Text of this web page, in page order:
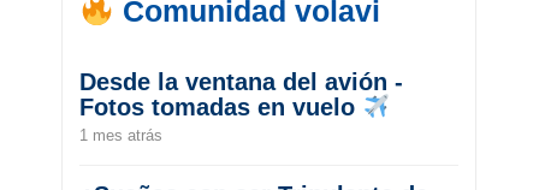
Comunidad volavi
Desde la ventana del avión -
Fotos tomadas en vuelo
1 mes atrás